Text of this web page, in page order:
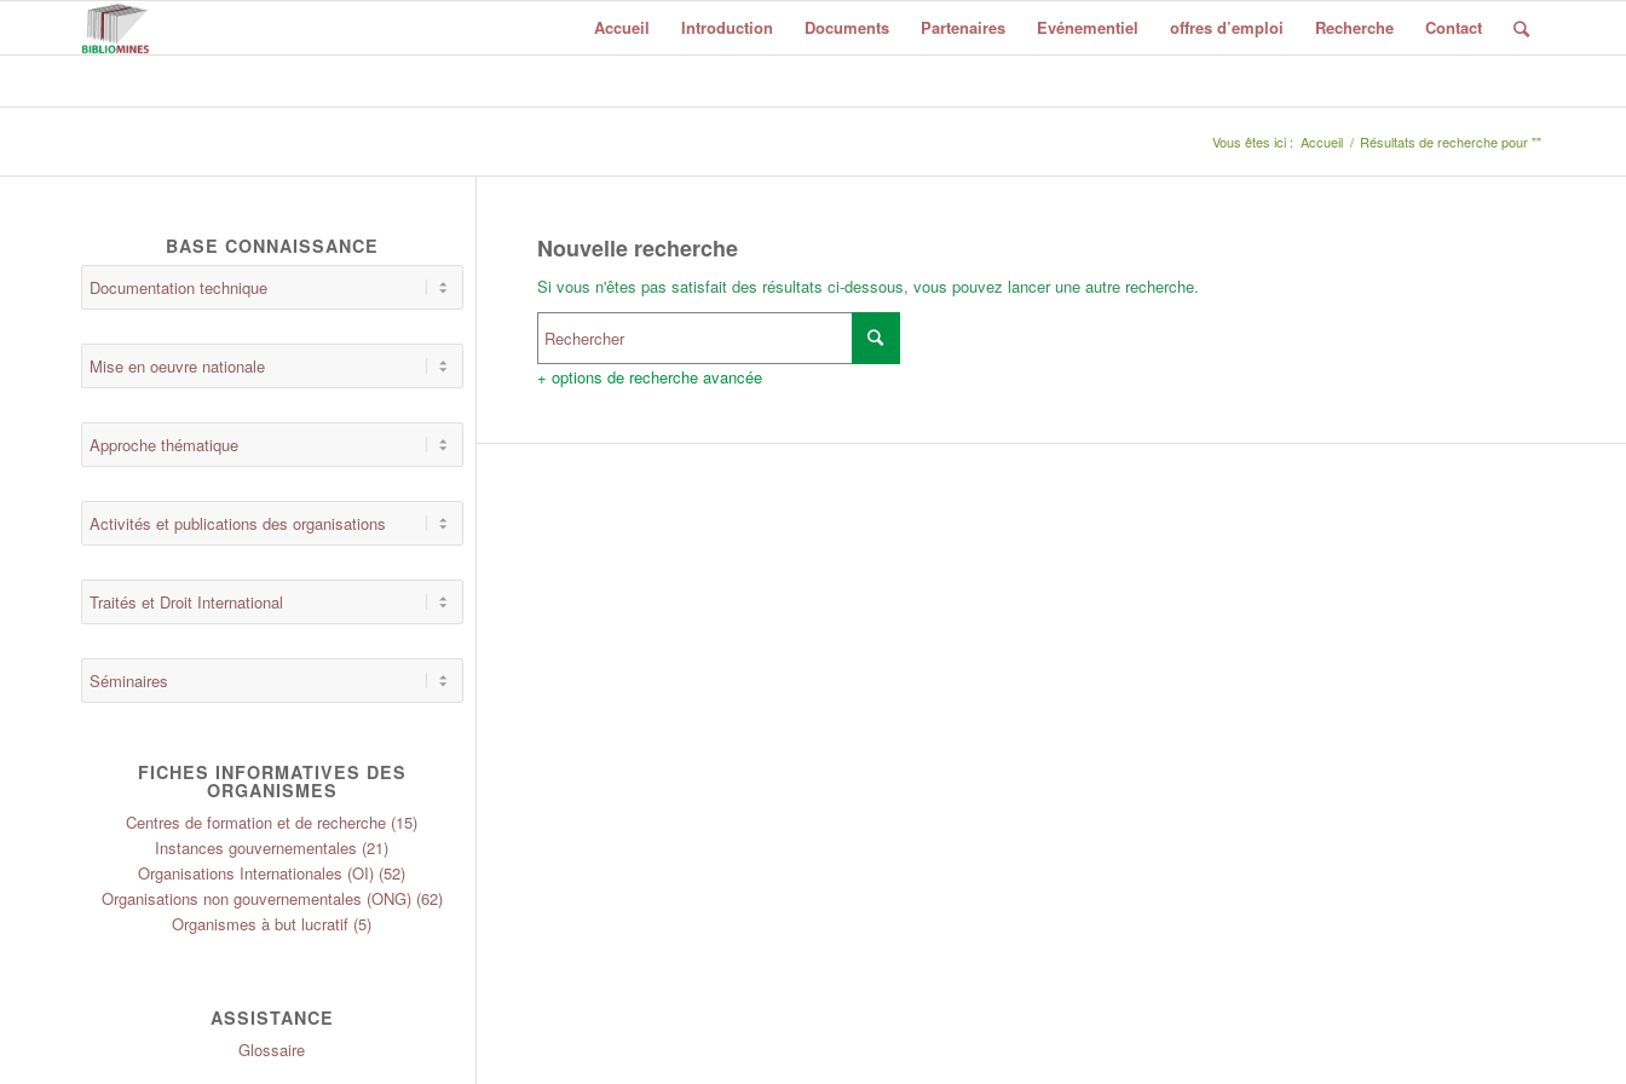
Accueil Introduction Documents Partenaires Evénementiel offres d’emploi Recherche Contact
Vous êtes ici : Accueil / Résultats de recherche pour ""
Nouvelle recherche
Si vous n'êtes pas satisfait des résultats ci-dessous, vous pouvez lancer une autre recherche.
+ options de recherche avancée
BASE CONNAISSANCE
FICHES INFORMATIVES DES
ORGANISMES
Centres de formation et de recherche (15)
Instances gouvernementales (21)
Organisations Internationales (OI) (52)
Organisations non gouvernementales (ONG)(62)
Organismes à but lucratif (5)
ASSISTANCE
Glossaire